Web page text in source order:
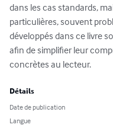
dans les cas standards,
particulières, souvent
développés dans ce livre
afin de simplifier leur
concrètes au lecteur.
Détails
Date de publication
Langue